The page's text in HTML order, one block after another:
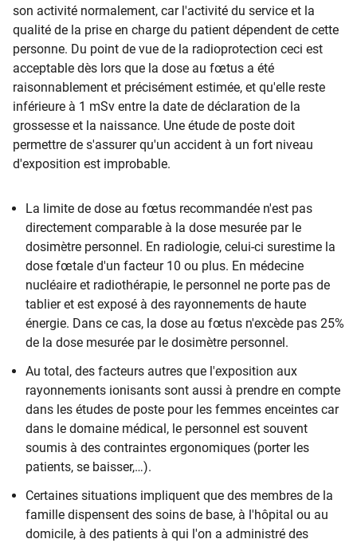
son activité normalement, car l'activité du service et la
qualité de la prise en charge du patient dépendent de cette
personne. Du point de vue de la radioprotection ceci est
acceptable dès lors que la dose au fœtus a été
raisonnablement et précisément estimée, et qu'elle reste
inférieure à 1 mSv entre la date de déclaration de la
grossesse et la naissance. Une étude de poste doit
permettre de s'assurer qu'un accident à un fort niveau
d'exposition est improbable.
La limite de dose au fœtus recommandée n'est pas
directement comparable à la dose mesurée par le
dosimètre personnel. En radiologie, celui-ci surestime la
dose fœtale d'un facteur 10 ou plus. En médecine
nucléaire et radiothérapie, le personnel ne porte pas de
tablier et est exposé à des rayonnements de haute
énergie. Dans ce cas, la dose au fœtus n'excède pas 25%
de la dose mesurée par le dosimètre personnel.
Au total, des facteurs autres que l'exposition aux
rayonnements ionisants sont aussi à prendre en compte
dans les études de poste pour les femmes enceintes car
dans le domaine médical, le personnel est souvent
soumis à des contraintes ergonomiques (porter les
patients, se baisser,…).
Certaines situations impliquent que des membres de la
famille dispensent des soins de base, à l'hôpital ou au
domicile, à des patients à qui l'on a administré des